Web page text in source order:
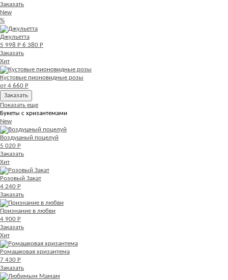
Заказать
New
%
Джульетта
5 998 Р 6 380 Р
Заказать
Хит
Кустовые пионовидные розы
от 4 660 Р
Заказать
Показать еще
Букеты с хризантемами
New
Воздушный поцелуй
5 020 Р
Заказать
Хит
Розовый Закат
4 240 Р
Заказать
Признание в любви
4 900 Р
Заказать
Хит
Ромашковая хризантема
7 430 Р
Заказать